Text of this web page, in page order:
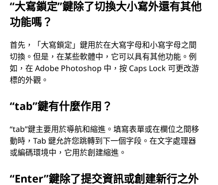
“大寫鎖定”鍵除了切換大小寫外還有其他
功能嗎？
首先，「大寫鎖定」鍵用於在大寫字母和小寫字母之間
切換。但是，在某些軟體中，它可以具有其他功能。例
如，在 Adobe Photoshop 中，按 Caps Lock 可更改游
標的外觀。
“tab”鍵有什麼作用？
“tab”鍵主要用於導航和縮進。填寫表單或在欄位之間移
動時，Tab 鍵允許您跳轉到下一個字段。在文字處理器
或編碼環境中，它用於創建縮進。
“Enter”鍵除了提交資訊或創建新行之外